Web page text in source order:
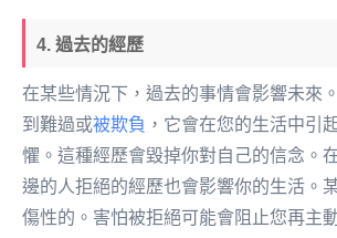
4. 過去的經歷
在某些情況下，過去的事情會影響未來
到難過或被欺負 ，它會在您的生活中引
懼。這種經歷會毀掉你對自己的信念。
邊的人拒絕的經歷也會影響你的生活。
傷性的。害怕被拒絕可能會阻止您再主